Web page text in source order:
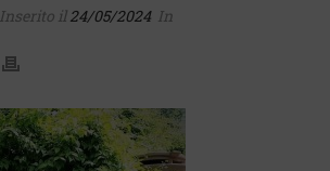
Inserito il24/05/2024 In